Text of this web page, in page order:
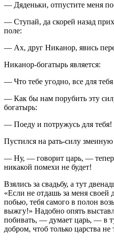
— Дяденьки, отпустите меня
— Ступай, да скорей назад
поле:
— Ах, друг Никанор, явись
Никанор-богатырь является:
— Что тебе угодно, все для тебя
— Как бы нам порубить эту
богатырь:
— Поеду и потружусь для тебя!
Пустился на рать-силу
— Ну, — говорит царь, —
никакой помехи не будет!
Взялись за свадьбу, а тут
«Если не отдашь за меня
побью, тебя самого в полон
выжгу!» Надобно опять
побивать, — думает царь, — в
добром, чтоб только царства не